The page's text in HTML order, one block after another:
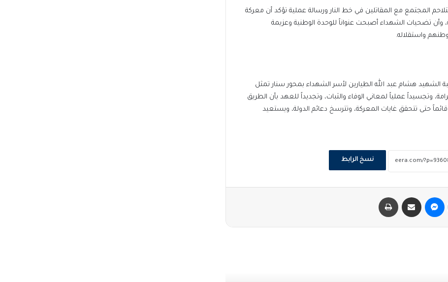
المجتمع مع المقاتلين في خط النار ورسالة عملية تؤكد أن معركة
وأن تضحيات الشهداء أصبحت عنواناً للوحدة الوطنية وعزيمة
واستقلاله.
الشهيد هشام عبد الله الطيارين لأسر الشهداء بمحور سنار تمثل
وتجسيداً عملياً لمعاني الوفاء والثبات، وتجديداً للعهد بأن الطريق
حتى تتحقق غايات المعركة، وتترسخ دعائم الدولة، ويستعيد
نسخ الرابط
ماسنجر مشاركة عبر البريد